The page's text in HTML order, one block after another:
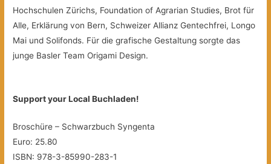
Hochschulen Zürichs, Foundation of Agrarian Studies, Brot für
Alle, Erklärung von Bern, Schweizer Allianz Gentechfrei, Longo
Mai und Solifonds. Für die grafische Gestaltung sorgte das
junge Basler Team Origami Design.
Support your Local Buchladen!
Broschüre – Schwarzbuch Syngenta
Euro: 25.80
ISBN: 978-3-85990-283-1